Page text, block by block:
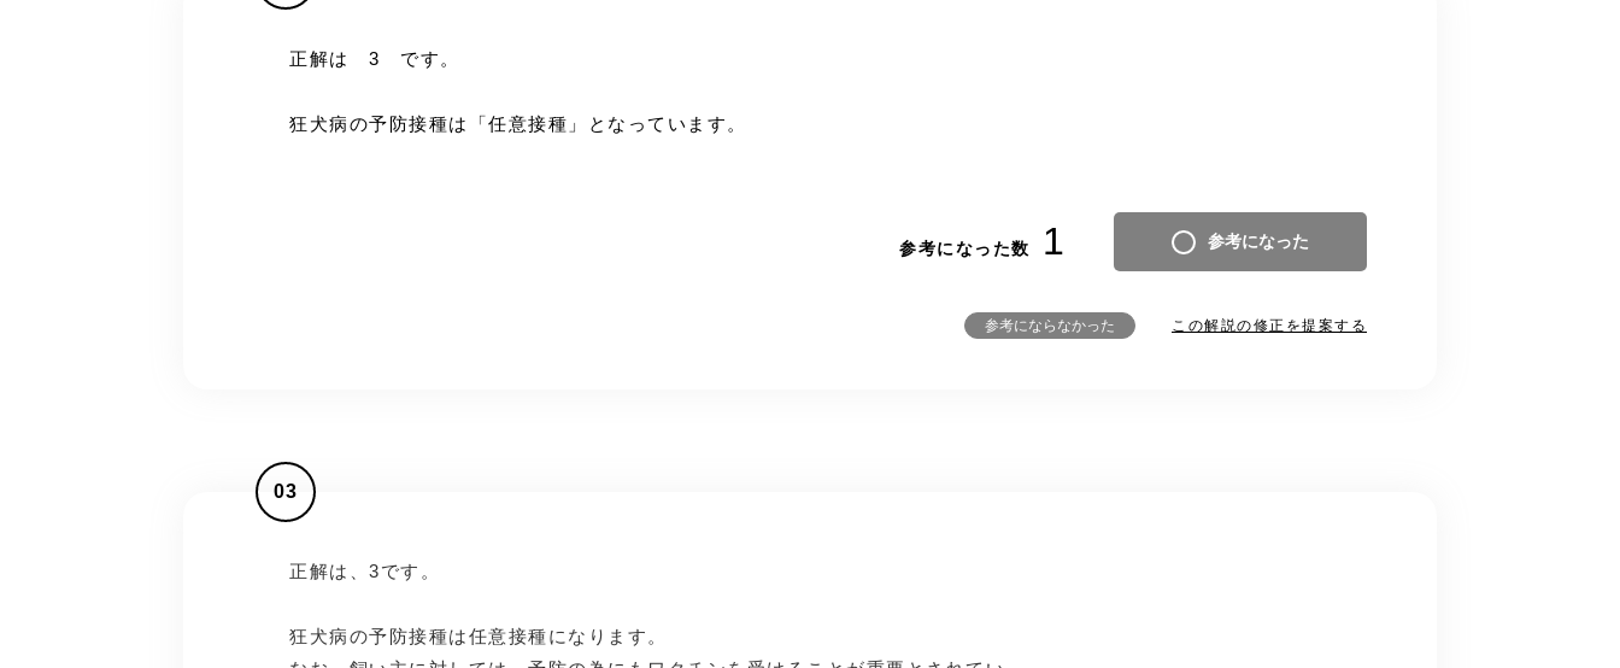
正解は 3 です。
狂犬病の予防接種は「任意接種」となっています。
参考になった数 1 参考になった
参考にならなかった この解説の修正を提案する
03
正解は、3です。
狂犬病の予防接種は任意接種になります。